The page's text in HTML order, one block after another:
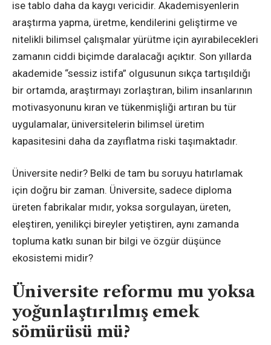
ise tablo daha da kaygı vericidir. Akademisyenlerin
araştırma yapma, üretme, kendilerini geliştirme ve
nitelikli bilimsel çalışmalar yürütme için ayırabilecekleri
zamanın ciddi biçimde daralacağı açıktır. Son yıllarda
akademide “sessiz istifa” olgusunun sıkça tartışıldığı
bir ortamda, araştırmayı zorlaştıran, bilim insanlarının
motivasyonunu kıran ve tükenmişliği artıran bu tür
uygulamalar, üniversitelerin bilimsel üretim
kapasitesini daha da zayıflatma riski taşımaktadır.
Üniversite nedir? Belki de tam bu soruyu hatırlamak
için doğru bir zaman. Üniversite, sadece diploma
üreten fabrikalar mıdır, yoksa sorgulayan, üreten,
eleştiren, yenilikçi bireyler yetiştiren, aynı zamanda
topluma katkı sunan bir bilgi ve özgür düşünce
ekosistemi midir?
Üniversite reformu mu yoksa
yoğunlaştırılmış emek
sömürüsü mü?